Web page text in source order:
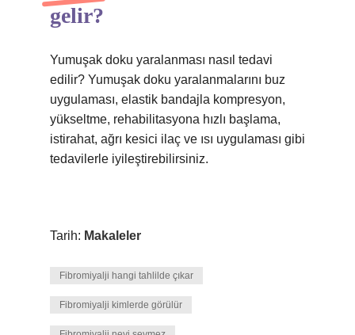
gelir?
Yumuşak doku yaralanması nasıl tedavi
edilir? Yumuşak doku yaralanmalarını buz
uygulaması, elastik bandajla kompresyon,
yükseltme, rehabilitasyona hızlı başlama,
istirahat, ağrı kesici ilaç ve ısı uygulaması gibi
tedavilerle iyileştirebilirsiniz.
Tarih: Makaleler
Fibromiyalji hangi tahlilde çıkar
Fibromiyalji kimlerde görülür